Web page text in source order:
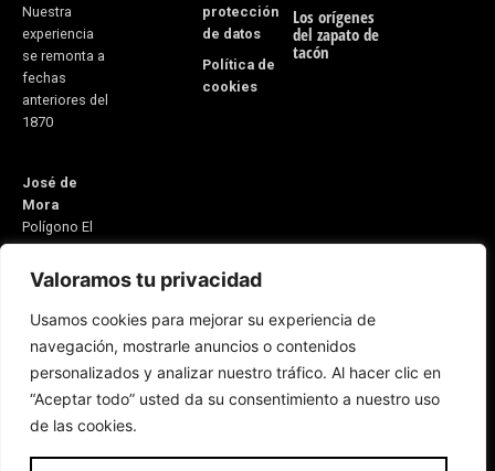
Valoramos tu privacidad
Usamos cookies para mejorar su experiencia de
navegación, mostrarle anuncios o contenidos
personalizados y analizar nuestro tráfico. Al hacer clic en
“Aceptar todo” usted da su consentimiento a nuestro uso
de las cookies.
Nuestra
experiencia
se remonta a
fechas
anteriores del
1870
José de
Mora
Polígono El
Monete Nave
31
21600
Valverde del
Camino
Huelva,
España
Email:
Atención al
protección
de datos
Política de
cookies
Los orígenes
del zapato de
tacón